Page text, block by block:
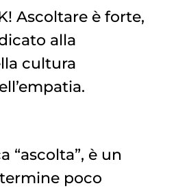
Ascoltare è forte,
alla
cultura
“ascolta”, è un
poco